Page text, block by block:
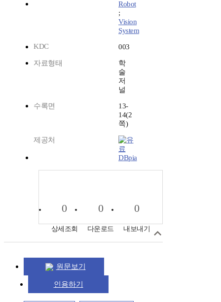
Robot
;
Vision
System
KDC
003
자료형태
학
술
저
널
수록면
13-
14(2
쪽)
제공처
DBpia
0
상세조회
0
다운로드
0
내보내기
원문보기
인용하기